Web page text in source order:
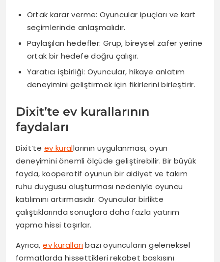
Ortak karar verme: Oyuncular ipuçları ve kart
seçimlerinde anlaşmalıdır.
Paylaşılan hedefler: Grup, bireysel zafer yerine
ortak bir hedefe doğru çalışır.
Yaratıcı işbirliği: Oyuncular, hikaye anlatım
deneyimini geliştirmek için fikirlerini birleştirir.
Dixit’te ev kurallarının
faydaları
Dixit’te ev kurallarının uygulanması, oyun
deneyimini önemli ölçüde geliştirebilir. Bir büyük
fayda, kooperatif oyunun bir aidiyet ve takım
ruhu duygusu oluşturması nedeniyle oyuncu
katılımını artırmasıdır. Oyuncular birlikte
çalıştıklarında sonuçlara daha fazla yatırım
yapma hissi taşırlar.
Ayrıca,ev kurallarıbazı oyuncuların geleneksel
formatlarda hissettikleri rekabet baskısını